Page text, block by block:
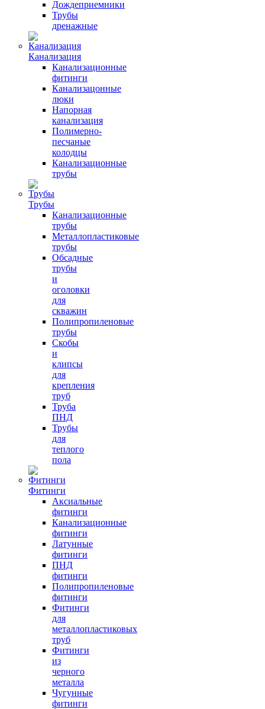
Дождеприемники
Трубы
дренажные
Канализация
Канализационные
фитинги
Канализацонные
люки
Напорная
канализация
Полимерно-
песчаные
колодцы
Канализационные
трубы
Трубы
Канализационные
трубы
Металлопластиковые
трубы
Обсадные
трубы
и
оголовки
для
скважин
Полипропиленовые
трубы
Скобы
и
клипсы
для
крепления
труб
Труба
ПНД
Трубы
для
теплого
пола
Фитинги
Аксиальные
фитинги
Канализационные
фитинги
Латунные
фитинги
ПНД
фитинги
Полипропиленовые
фитинги
Фитинги
для
металлопластиковых
труб
Фитинги
из
черного
металла
Чугунные
фитинги